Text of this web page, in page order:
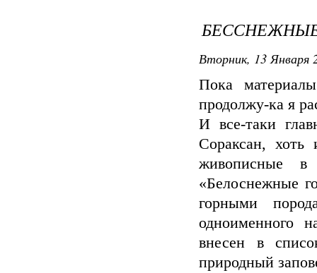
Вторник, 13 Января
Пока
продолжу-ка я
И все-таки
Сораксан,
живописные в
«Белоснежные
горными
одноименного
внесен в
природный